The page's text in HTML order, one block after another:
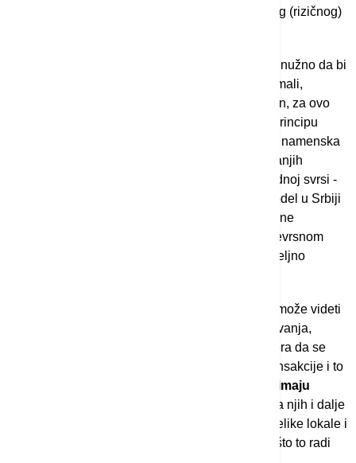
najpoznatiji hedž-fondovi, fondovi preduzetničkog (rizičnog)
U krajnjoj liniji, prisustvo fondova kao takvih nije nužno da bi
se delimično ili u potpunosti kupio neki domaći, mali,
razrađeni biznis. Tako je nedavno ponikao i jedan, za ovo
tržište novi model ulaganja, koji funkcioniše po principu
SPV-ja (engl. special purpose vehicle - posebna namenska
kompanija). Reč je o udruživanju većeg broja manjih
investitora u novo pravno lice koje služi samo jednoj svrsi -
ulaganju u drugu organizaciju. Međutim, ovaj model u Srbiji
nema svoju posebnu zakonsku formu i prilagođene
procedure, što u praksi znači podvrgavanje svojevrsnom
testu izdržljivosti kroz složene procese i višenedeljno
Na pitanje da li se među domaćim investitorima može videti
ikakav apetit za preuzimanje nekih manjih poslovanja,
Radaković potvrđuje da je čuo za nekoliko primera da se
velike kompanije i pojedinci upuštaju u takve transakcije i to
"oni pojedinci koji imaju
. "Međutim, većina njih i dalje
višak kapitala investira u nekretnine, doduše u velike lokale i
poslovne zgrade, a ne u stambene jedinice kao što to radi